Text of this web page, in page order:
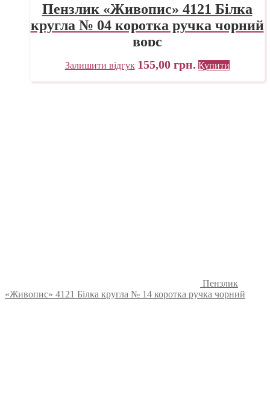
Пензлик «Живопис» 4121 Білка
кругла № 04 коротка ручка чорний
ворс
Залишити відгук 155,00 грн. Купити
Пензлик
«Живопис» 4121 Білка кругла № 14 коротка ручка чорний